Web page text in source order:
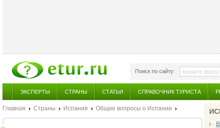
Поиск по сайту:
ЭКСПЕРТЫ СТРАНЫ СТАТЬИ СПРАВОЧНИК ТУРИСТА
Главная Страны Испания Общие вопросы о Испании